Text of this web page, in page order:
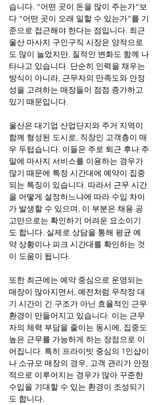
습니다. “어떤 곳이 돈을 많이 주는가”보
다 “어떤 곳이 오래 일할 수 있는가”를 기
준으로 접근해야 한다는 점입니다. 최근
울산 마사지 구인구직 시장은 양적으로
도 많이 늘었지만, 질적인 변화도 함께 나
타나고 있습니다. 단순히 인력을 채우는
방식이 아니라, 근무자의 만족도와 안정
성을 고려하는 매장들이 점점 증가하고
있기 때문입니다.
울산은 대기업 산업단지와 주거 지역이
함께 형성된 도시로, 직장인 고객층이 매
우 두텁습니다. 이들은 주로 퇴근 후나 주
말에 마사지 서비스를 이용하는 경우가
많기 때문에 특정 시간대에 예약이 집중
되는 특징이 있습니다. 따라서 근무 시간
을 어떻게 설정하느냐에 따라 수입 차이
가 발생할 수 있으며, 이 부분은 채용 공
고만으로는 확인하기 어려운 요소이기
도 합니다. 실제로 상담을 통해 평균 예
약 상황이나 피크 시간대를 확인하는 것
이 도움이 됩니다.
또한 최근에는 예약 중심으로 운영되는
매장이 많아지면서, 예전처럼 무작정 대
기 시간이 긴 구조가 아닌 효율적인 근무
환경이 만들어지고 있습니다. 이는 근무
자의 체력 부담을 줄이는 동시에, 집중도
높은 근무를 가능하게 하는 장점으로 이
어집니다. 특히 프라이빗 중심의 1인샵이
나 소규모 매장의 경우, 고객 관리가 안정
적으로 이루어지는 경우가 많아 꾸준한
수입을 기대할 수 있는 환경이 조성되기
도 합니다.